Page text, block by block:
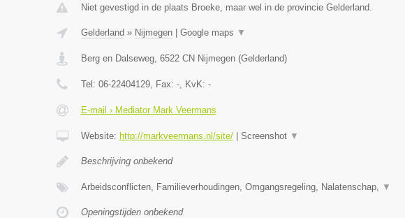
Niet gevestigd in de plaats Broeke, maar wel in de provincie Gelderland.
Gelderland » Nijmegen| Google maps ▼
Berg en Dalseweg, 6522 CN Nijmegen(Gelderland)
Tel: 06-22404129, Fax: -, KvK: -
E-mail › Mediator Mark Veermans
Website: http://markveermans.nl/site/| Screenshot ▼
Beschrijving onbekend
Arbeidsconflicten, Familieverhoudingen, Omgangsregeling, Nalatenschap, ▼
Openingstijden onbekend